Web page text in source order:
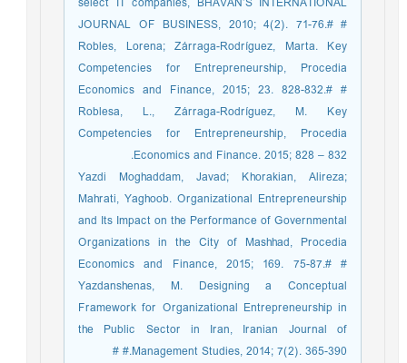
JOURNAL OF BUSINESS, 2010; 4(2). 71-76.# #
Robles, Lorena; Zárraga-Rodríguez, Marta. Key
Competencies for Entrepreneurship, Procedia
Economics and Finance, 2015; 23. 828-832.# #
Roblesa, L., Zárraga-Rodríguez, M. Key
Competencies for Entrepreneurship, Procedia
Economics and Finance. 2015; 828 – 832.
Yazdi Moghaddam, Javad; Khorakian, Alireza;
Mahrati, Yaghoob. Organizational Entrepreneurship
and Its Impact on the Performance of Governmental
Organizations in the City of Mashhad, Procedia
Economics and Finance, 2015; 169. 75-87.# #
Yazdanshenas, M. Designing a Conceptual
Framework for Organizational Entrepreneurship in
the Public Sector in Iran, Iranian Journal of
Management Studies, 2014; 7(2). 365-390.# #